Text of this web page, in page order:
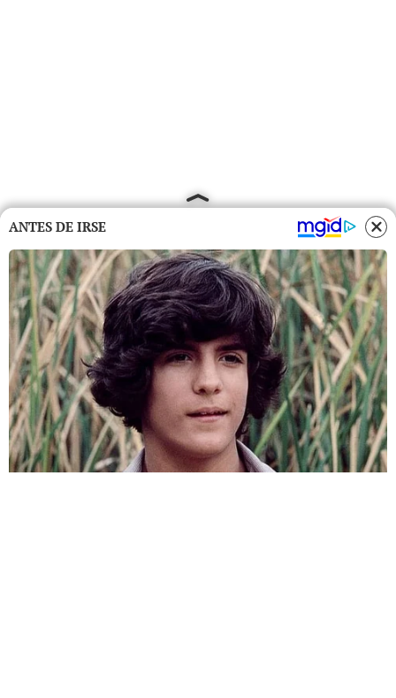
ANTES DE IRSE